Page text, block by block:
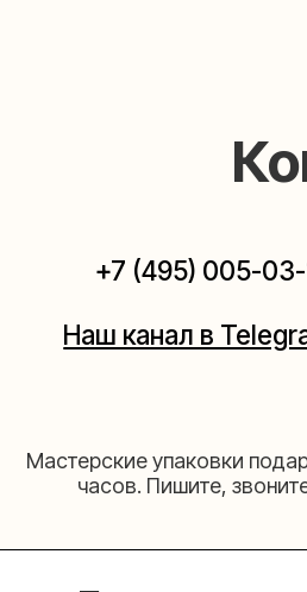
часов. Пишите, звоните,
42(как пройти)
Плющихе
495-03-13
Наш канал в Telegram